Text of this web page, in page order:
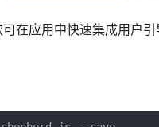
在应用中快速集成用户引